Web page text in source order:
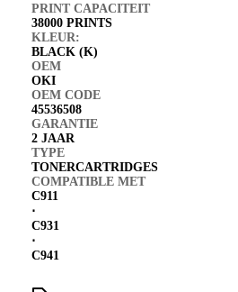
PRINT CAPACITEIT
38000 PRINTS
KLEUR:
BLACK (K)
OEM
OKI
OEM CODE
45536508
GARANTIE
2 JAAR
TYPE
TONERCARTRIDGES
COMPATIBLE MET
C911
⋅
C931
⋅
C941